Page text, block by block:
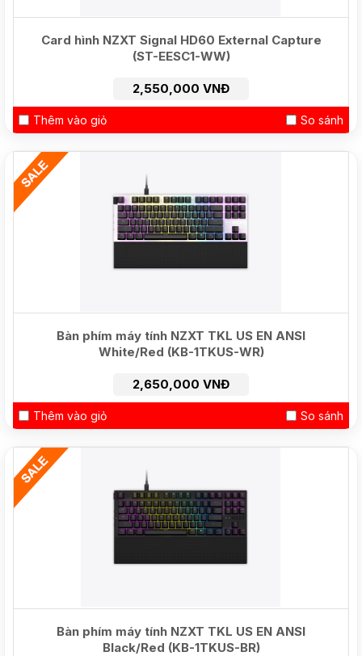
Card hình NZXT Signal HD60 External Capture
(ST-EESC1-WW)
2,550,000 VNĐ
Thêm vào giỏ So sánh
Bàn phím máy tính NZXT TKL US EN ANSI
White/Red (KB-1TKUS-WR)
2,650,000 VNĐ
Thêm vào giỏ So sánh
Bàn phím máy tính NZXT TKL US EN ANSI
Black/Red (KB-1TKUS-BR)